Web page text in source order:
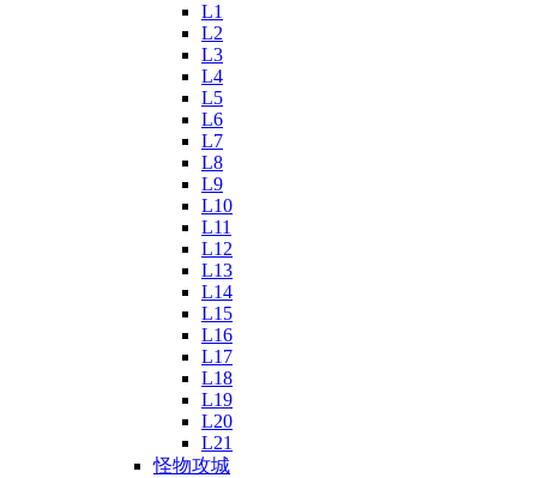
L1
L2
L3
L4
L5
L6
L7
L8
L9
L10
L11
L12
L13
L14
L15
L16
L17
L18
L19
L20
L21
怪物攻城